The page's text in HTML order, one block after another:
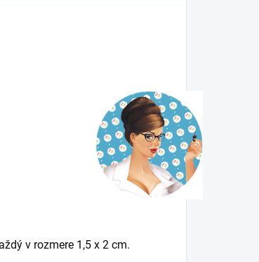
v rozmere 1,5 x 2 cm.